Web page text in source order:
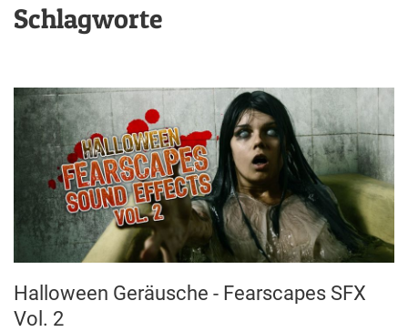
Schlagworte
Halloween Geräusche - Fearscapes SFX
Vol. 2